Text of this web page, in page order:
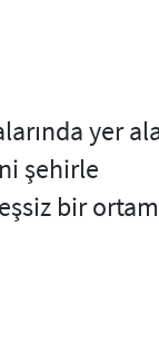
yer
şehirle
bir ortam